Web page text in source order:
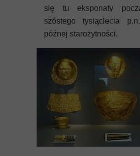
się tu eksponaty
szóstego tysiąclecia
późnej starożytności.